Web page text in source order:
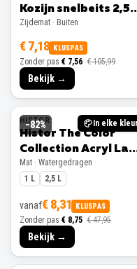
Kozijn snelbeits 2,5L
Ral 9001 Zijdemat
Zijdemat · Buiten
€ 7,18 KLUSPAS
Zonder pas € 7,56 € 105,99
Bekijk →
−82% In elke kleur
HISTOR
Histor The Color
Collection Acryl Lak
Mat
Mat · Watergedragen
1 L
2,5 L
vanaf€ 8,31 KLUSPAS
Zonder pas € 8,75 € 47,95
Bekijk →